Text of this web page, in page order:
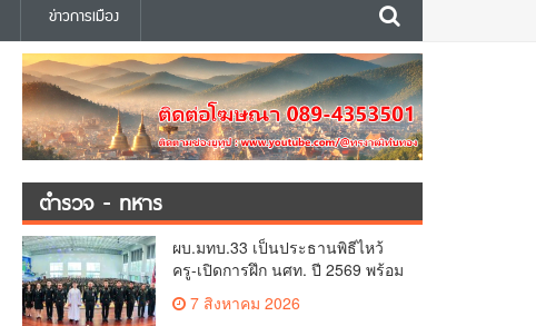
ข่าวการเมือง
ตำรวจ - ทหาร
ผบ.มทบ.33 เป็นประธานพิธีไหว้
ครู-เปิดการฝึก นศท. ปี 2569 พร้อม
มอบรางวัล นศท.ดีเด่น และนำ
กำลังพลบริจาคโลหิตรวมกว่า 8
7 สิงหาคม 2026